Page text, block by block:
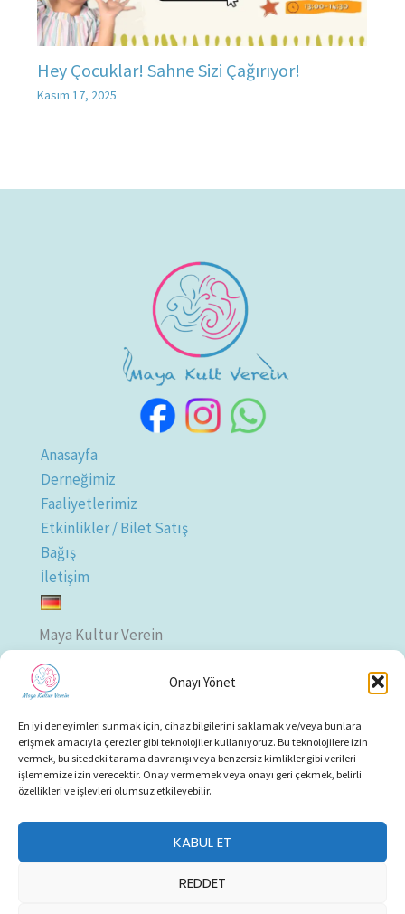
Onayı Yönet
En iyi deneyimleri sunmak için, cihaz bilgilerini saklamak ve/veya bunlara
erişmek amacıyla çerezler gibi teknolojiler kullanıyoruz. Bu teknolojilere izin
vermek, bu sitedeki tarama davranışı veya benzersiz kimlikler gibi verileri
işlememize izin verecektir. Onay vermemek veya onayı geri çekmek, belirli
özellikleri ve işlevleri olumsuz etkileyebilir.
KABUL ET
REDDET
Hey Çocuklar! Sahne Sizi Çağırıyor!
Kasım 17, 2025
Anasayfa
Derneğimiz
Faaliyetlerimiz
Etkinlikler / Bilet Satış
Bağış
İletişim
Maya Kultur Verein
Adres: Poststrasse 48, 8957
Spreitenbach / Aargau
E-Posta:info@mayakultverein.ch
Impressum
Datenschutzerklärung